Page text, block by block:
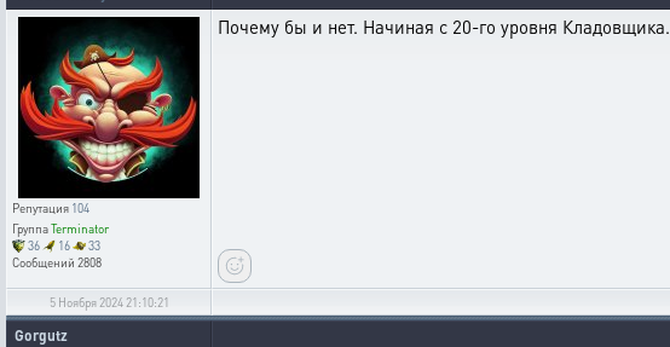
Репутация 104
ГруппаTerminator
36
16
33
Сообщений 2808
Почему бы и нет. Начиная с 20-го уровня Кладовщика.
5 Ноября 2024 21:10:21
Gorgutz